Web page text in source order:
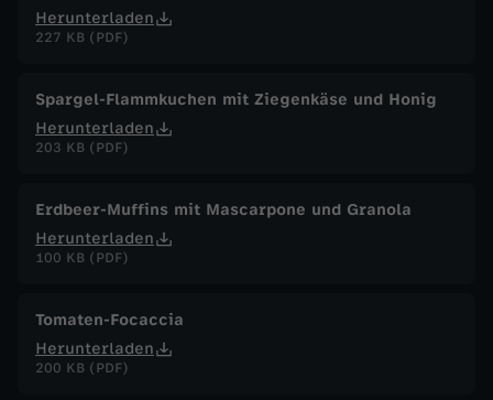
Herunterladen
227 KB (PDF)
Spargel-Flammkuchen mit Ziegenkäse und Honig
Herunterladen
203 KB (PDF)
Erdbeer-Muffins mit Mascarpone und Granola
Herunterladen
100 KB (PDF)
Tomaten-Focaccia
Herunterladen
200 KB (PDF)